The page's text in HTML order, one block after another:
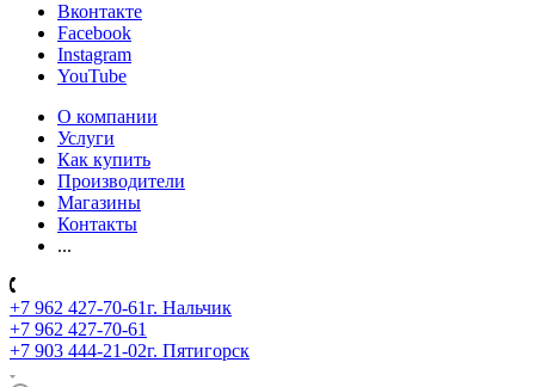
Вконтакте
Facebook
Instagram
YouTube
О компании
Услуги
Как купить
Производители
Магазины
Контакты
...
+7 962 427-70-61г. Нальчик
+7 962 427-70-61
+7 903 444-21-02г. Пятигорск